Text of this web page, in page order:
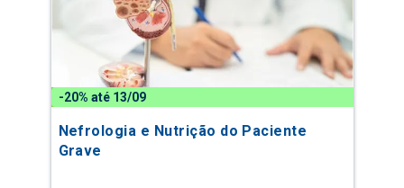
-20% até 13/09
Nefrologia e Nutrição do Paciente
Grave